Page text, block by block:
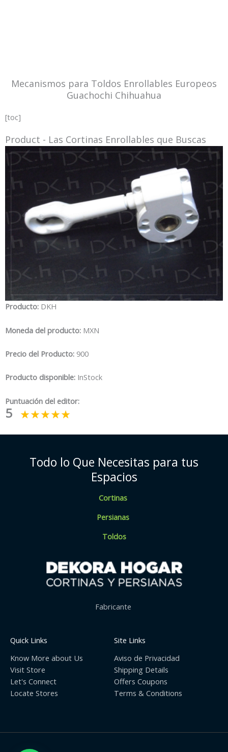
Mecanismos para Toldos Enrollables Europeos
Guachochi Chihuahua
[toc]
Product - Las Cortinas Enrollables que Buscas
Producto: DKH
Moneda del producto: MXN
Precio del Producto: 900
Producto disponible: InStock
Puntuación del editor:
5
Todo lo Que Necesitas para tus
Espacios
Cortinas
Persianas
Toldos
Fabricante
Quick Links
Know More about Us
Visit Store
Let's Connect
Locate Stores
Site Links
Aviso de Privacidad
Shipping Details
Offers Coupons
Terms & Conditions